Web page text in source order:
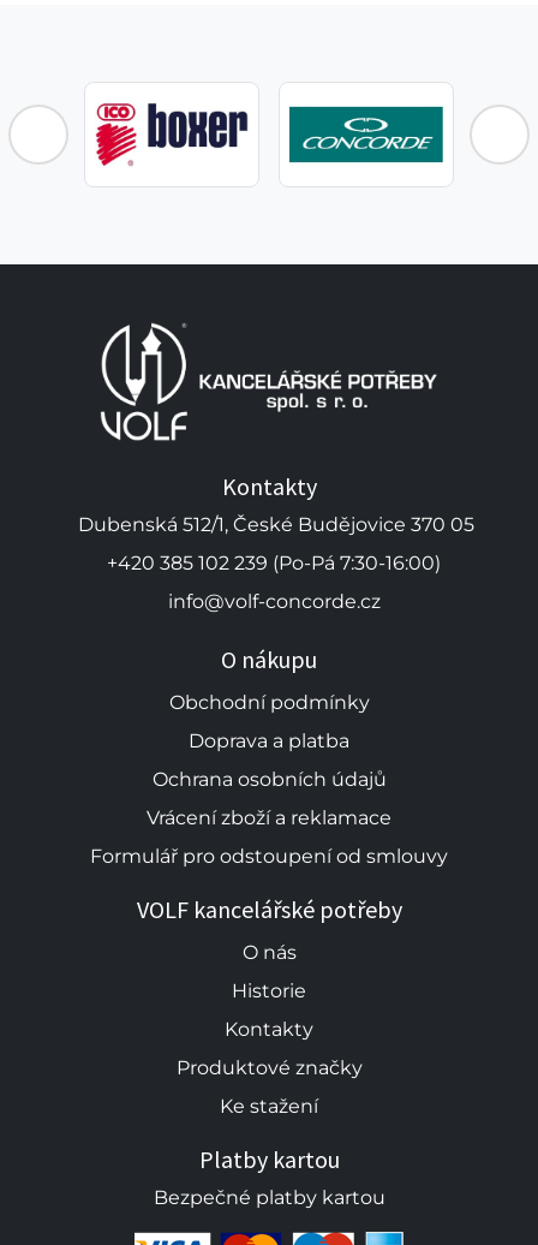
Kontakty
Dubenská 512/1, České Budějovice 370 05
+420 385 102 239 (Po-Pá 7:30-16:00)
info@volf-concorde.cz
O nákupu
Obchodní podmínky
Doprava a platba
Ochrana osobních údajů
Vrácení zboží a reklamace
Formulář pro odstoupení od smlouvy
VOLF kancelářské potřeby
O nás
Historie
Kontakty
Produktové značky
Ke stažení
Platby kartou
Bezpečné platby kartou